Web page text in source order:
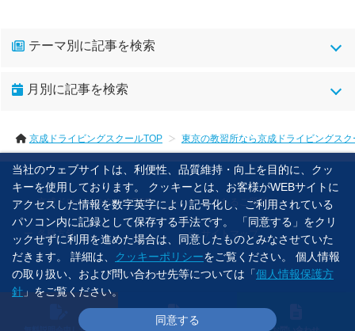
テーマ別に記事を検索
月別に記事を検索
2026年06月(2)
2026年04月(1)
2025年12月(1)
2025年11月(1)
2025年09月(1)
京成ドライビングスクールTOP 東京の教習所なら京成ドライビングスク
京成ドローンスクールTOP よくあるご質問
各種方針 サイトマップ
©2023 京成ドライビングスクール.
当社のウェブサイトは、利便性、品質維持・向上を目的に、クッ
キーを使用しております。 クッキーとは、お客様がWEBサイトに
アクセスした情報を数字英字により記号化し、ご利用されている
パソコン内に記録として保存する手法です。 「同意する」をクリ
ックせずに利用を進めた場合は、同意したものとみなさせていた
だきます。 詳細は、
クッキーポリシーをご覧ください。 個人情報
の取り扱い、および問い合わせ先等については「個人情報保護方
針 」をご覧ください。
同意する